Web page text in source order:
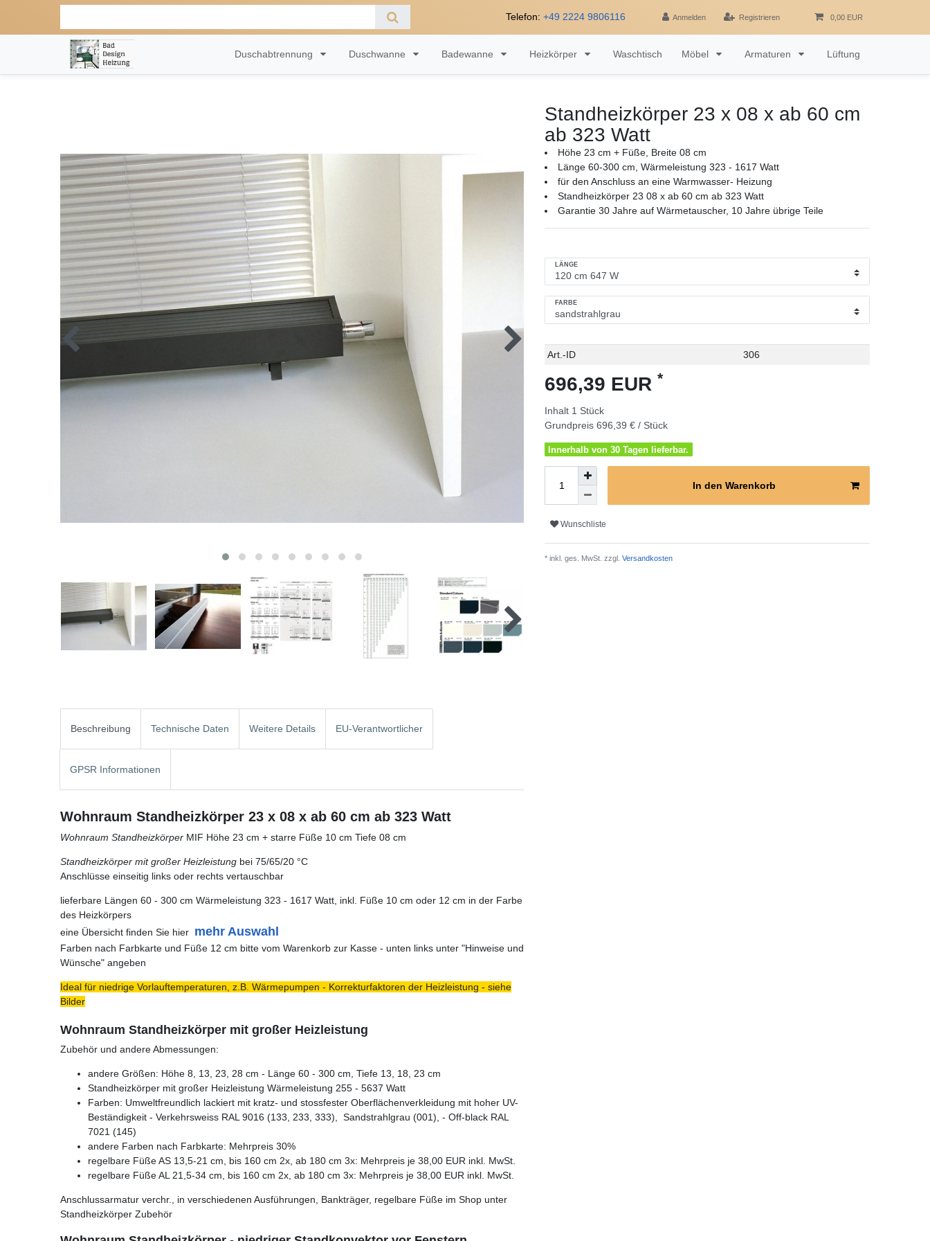
Telefon: +49 2224 9806116 Anmelden Registrieren 0,00 EUR
Duschabtrennung Duschwanne Badewanne Heizkörper Waschtisch Möbel Armaturen Lüftung
Standheizkörper 23 x 08 x ab 60 cm
ab 323 Watt
Höhe 23 cm + Füße, Breite 08 cm
Länge 60-300 cm, Wärmeleistung 323 - 1617 Watt
für den Anschluss an eine Warmwasser- Heizung
Standheizkörper 23 08 x ab 60 cm ab 323 Watt
Garantie 30 Jahre auf Wärmetauscher, 10 Jahre übrige Teile
LÄNGE
FARBE
Technisches
Wert
Art.-ID 306
696,39 EUR *
Inhalt 1 Stück
Grundpreis 696,39 € / Stück
Innerhalb von 30 Tagen lieferbar.
In den Warenkorb
Wunschliste
* inkl. ges. MwSt. zzgl. Versandkosten
Beschreibung Technische Daten Weitere Details EU-Verantwortlicher
GPSR Informationen
Wohnraum Standheizkörper 23 x 08 x ab 60 cm ab 323 Watt
Wohnraum Standheizkörper MIF Höhe 23 cm + starre Füße 10 cm Tiefe 08 cm
Standheizkörper mit großer Heizleistung bei 75/65/20 °C
Anschlüsse einseitig links oder rechts vertauschbar
lieferbare Längen 60 - 300 cm Wärmeleistung 323 - 1617 Watt, inkl. Füße 10 cm oder 12 cm in der Farbe
des Heizkörpers
eine Übersicht finden Sie hier mehr Auswahl
Farben nach Farbkarte und Füße 12 cm bitte vom Warenkorb zur Kasse - unten links unter "Hinweise und
Wünsche" angeben
Ideal für niedrige Vorlauftemperaturen, z.B. Wärmepumpen - Korrekturfaktoren der Heizleistung - siehe
Bilder
Wohnraum Standheizkörper mit großer Heizleistung
Zubehör und andere Abmessungen:
andere Größen: Höhe 8, 13, 23, 28 cm - Länge 60 - 300 cm, Tiefe 13, 18, 23 cm
Standheizkörper mit großer Heizleistung Wärmeleistung 255 - 5637 Watt
Farben: Umweltfreundlich lackiert mit kratz- und stossfester Oberflächenverkleidung mit hoher UV-
Beständigkeit - Verkehrsweiss RAL 9016 (133, 233, 333), Sandstrahlgrau (001), - Off-black RAL
7021 (145)
andere Farben nach Farbkarte: Mehrpreis 30%
regelbare Füße AS 13,5-21 cm, bis 160 cm 2x, ab 180 cm 3x: Mehrpreis je 38,00 EUR inkl. MwSt.
regelbare Füße AL 21,5-34 cm, bis 160 cm 2x, ab 180 cm 3x: Mehrpreis je 38,00 EUR inkl. MwSt.
Anschlussarmatur verchr., in verschiedenen Ausführungen, Bankträger, regelbare Füße im Shop unter
Standheizkörper Zubehör